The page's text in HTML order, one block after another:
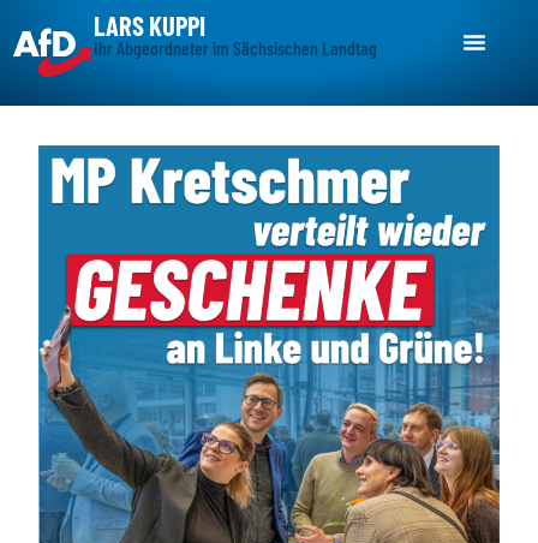
LARS KUPPI
Ihr Abgeordneter im Sächsischen Landtag